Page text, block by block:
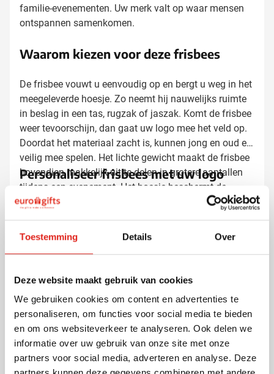
Toestemming Details Over
Deze website maakt gebruik van cookies
We gebruiken cookies om content en advertenties te
personaliseren, om functies voor social media te bieden
en om ons websiteverkeer te analyseren. Ook delen we
informatie over uw gebruik van onze site met onze
partners voor social media, adverteren en analyse. Deze
familie-evenementen. Uw merk valt op waar mensen
ontspannen samenkomen.
Waarom kiezen voor deze frisbees
De frisbee vouwt u eenvoudig op en bergt u weg in het
meegeleverde hoesje. Zo neemt hij nauwelijks ruimte
in beslag in een tas, rugzak of jaszak. Komt de frisbee
weer tevoorschijn, dan gaat uw logo mee het veld op.
Doordat het materiaal zacht is, kunnen jong en oud er
veilig mee spelen. Het lichte gewicht maakt de frisbee
bovendien makkelijk uit te delen in grotere aantallen
tijdens een evenement. Het hoesje beschermt de
frisbee onderweg en houdt hem schoon na een dag in
deelt u de frisbees eenvoudig uit in grotere aantallen.
Zo blijft uw merk zichtbaar op het strand, in het park
Personaliseer frisbees met uw logo
Bij Eurogifts bedrukken wij het hoesje van uw frisbees
met uw bedrijfslogo, een korte tekst of een slogan. Zo
valt uw merk op wanneer de frisbee wordt opgeborgen
voor een scherp resultaat. Uw bedrukte frisbees
Vraag een digitaal voorbeeld
Benieuwd hoe uw logo op het hoesje overkomt? Vraag
een gratis digitaal voorbeeld aan bij Eurogifts en
bekijk het eindresultaat vooraf. Neem contact met ons
op voor meer informatie over de mogelijkheden, wij